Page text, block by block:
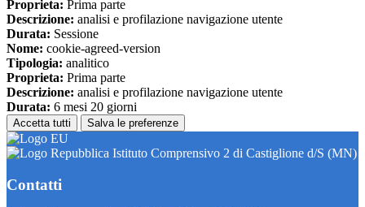
Proprieta: Prima parte
Descrizione: analisi e profilazione navigazione utente
Durata: Sessione
Nome: cookie-agreed-version
Tipologia: analitico
Proprieta: Prima parte
Descrizione: analisi e profilazione navigazione utente
Durata: 6 mesi 20 giorni
Accetta tutti Salva le preferenze
Istituto Comprensivo 2 di Castiglione d/S (MN)
Contatti